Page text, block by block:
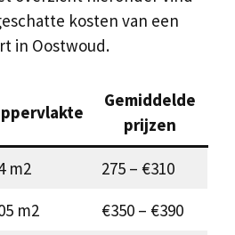
kosten van een
in Oostwoud.
Gemiddelde
prijzen
m2
275 – €310
m2 €350 – €390